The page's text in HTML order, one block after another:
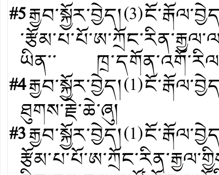
#5རྒྱབ་སྐྱོར་བྱེད།(3)
ཡིན་་
#4རྒྱབ་སྐྱོར་བྱེད།(1)
ཐུགས་རྗེ་ཆེ་ཞུ།
#3རྒྱབ་སྐྱོར་བྱེད།(1)